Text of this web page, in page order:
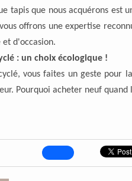
tapis que nous acquérons est
offrons une expertise
et d'occasion.
: un choix écologique !
vous faites un geste
Pourquoi acheter neuf